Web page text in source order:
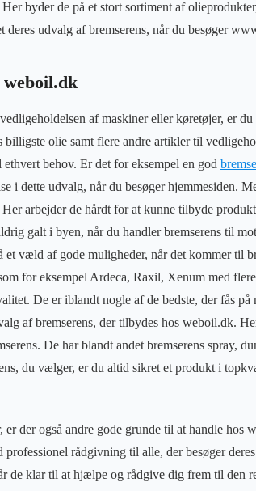
byder de på et stort sortiment af
udvalg af bremserens, når du besøger
af maskiner eller køretøjer, er
olie samt flere andre artikler til
behov. Er det for eksempel en god
i dette udvalg, når du besøger hjemmesiden.
arbejder de hårdt for at kunne tilbyde
galt i byen, når du handler bremserens til
væld af gode muligheder, når det kommer til
for eksempel Ardeca, Raxil, Xenum med
De er iblandt nogle af de bedste, der fås på
af bremserens, der tilbydes hos weboil.dk.
De har blandt andet bremserens spray,
du vælger, er du altid sikret et produkt i
der også andre gode grunde til at handle hos
rådgivning til alle, der besøger
de klar til at hjælpe og rådgive dig frem til den